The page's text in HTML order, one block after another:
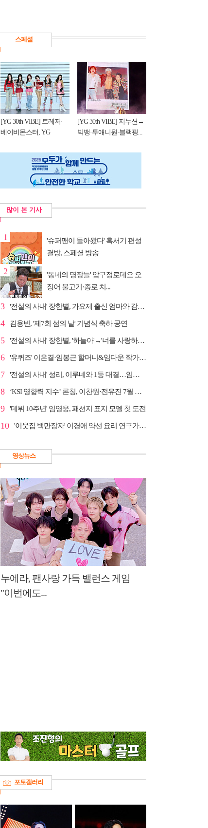
스페셜
[YG 30th VIBE] 트레저·
베이비몬스터, YG
[YG 30th VIBE] 지누션→
빅뱅·투애니원·블랙핑...
많이 본 기사
1
'슈퍼맨이 돌아왔다' 혹서기 편성
결방, 스페셜 방송
2
'동네의 명장들' 압구정로데오 오
징어 불고기·종로 치...
3 '전설의 사내' 장한별, 가요제 출신 엄마와 감동 듀엣
4 김용빈, '제7회 섬의 날' 기념식 축하 공연
5 '전설의 사내' 장한별, '하늘아'→'너를 사랑하고도' 명...
6 '유퀴즈' 이은결·임봉근 할머니&임다운 작가·이승철, '...
7 '전설의 사내' 성리, 이루네와 1등 대결…임영웅 '보금...
8 ‘KSI 영향력 지수’ 론칭, 이찬원·전유진 7월 차트 남녀...
9 '데뷔 10주년' 임영웅, 패션지 표지 모델 첫 도전
10 '이웃집 백만장자' 이경애 약선 요리 연구가의 요리 철학
영상뉴스
누에라, 팬사랑 가득 밸런스 게임
"이번에도...
포토갤러리